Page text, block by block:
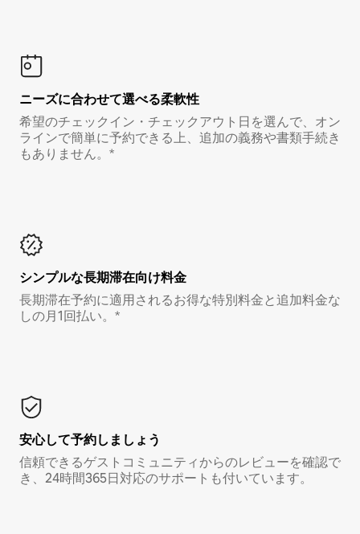
ニーズに合わせて選べる柔軟性
希望のチェックイン・チェックアウト日を選んで、オン
ラインで簡単に予約できる上、追加の義務や書類手続き
もありません。*
シンプルな長期滞在向け料金
長期滞在予約に適用されるお得な特別料金と追加料金な
しの月1回払い。*
安心して予約しましょう
信頼できるゲストコミュニティからのレビューを確認で
き、24時間365日対応のサポートも付いています。